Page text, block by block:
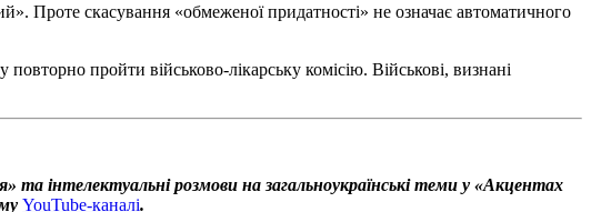
Проте скасування «‎обмеженої придатності» не означає автоматичного
пройти військово-лікарську комісію. Військові, визнані
та інтелектуальні розмови на загальноукраїнські теми у «Акцентах
YouTube-каналі.